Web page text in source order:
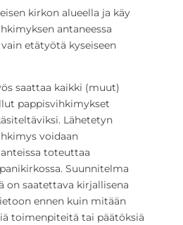
kirkon alueella ja käy
antaneessa
etätyötä kyseiseen
saattaa kaikki (muut)
pappisvihkimykset
Lähetetyn
voidaan
toteuttaa
Suunnitelma
on saatettava kirjallisena
ennen kuin mitään
toimenpiteitä tai päätöksiä